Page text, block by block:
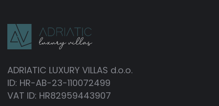
ADRIATIC LUXURY VILLAS d.o.o.
ID: HR-AB-23-110072499
VAT ID: HR82959443907